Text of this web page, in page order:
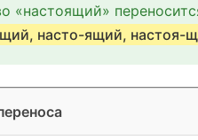
«настоящий»
насто-ящий, настоя-